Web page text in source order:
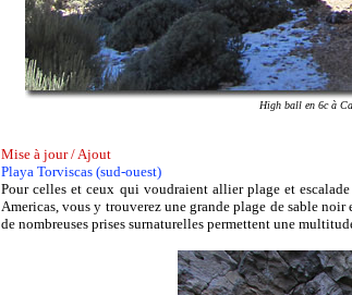
High ball en 6c à
Mise à jour / Ajout
Playa Torviscas (sud-ouest)
Pour celles et ceux qui voudraient allier plage et
Americas, vous y trouverez une grande plage de sable
de nombreuses prises surnaturelles permettent une